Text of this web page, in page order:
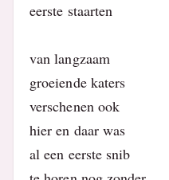
eerste staarten
van langzaam
groeiende katers
verschenen ook
hier en daar was
al een eerste snib